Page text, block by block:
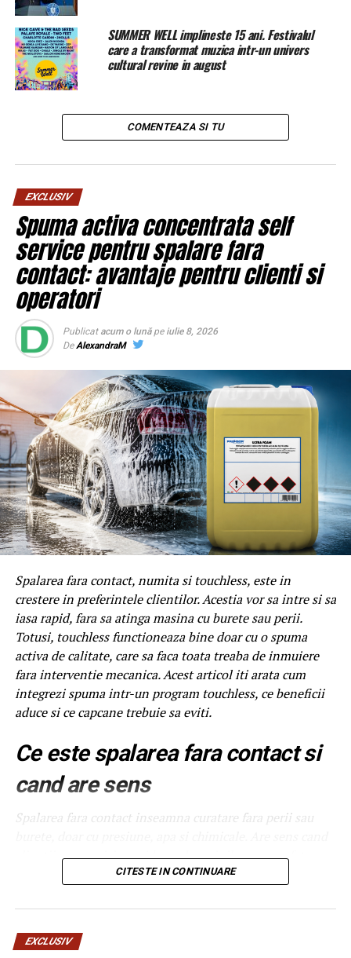
Patru dintre persoanele din autoturismul Skoda au murit,
iar una este în stare gravă. Cele cinci persoane sunt
români, au declarat surse din cadrul serviciilor de
intervenţie citate de publicaţiile La Repubblica şi Il
Mattino, precum şi de site-urile ImolaOggi.it şi
Sussidiario.net, mai notează sursa citată.
BrailaMEA.ro
ARTICOLE PE ACEIASI TEMA: PRIMA
URMATORUL
Omenirea ar putea evita o catastrofă reducând consumului
acestor două produse | BrailaMEA
NU RATATI
Ambasadorii statelor BRICS la Moscova la un briefing legat
de INF | BrailaMEA
SUMMER WELL implineste 15 ani. Festivalul
care a transformat muzica intr-un univers
cultural revine in august
COMENTEAZA SI TU
EXCLUSIV
Spuma activa concentrata self
service pentru spalare fara
contact: avantaje pentru clienti si
operatori
Publicat acum o lună pe iulie 8, 2026
De AlexandraM
Spalarea fara contact, numita si touchless, este in
crestere in preferintele clientilor. Acestia vor sa intre si sa
iasa rapid, fara sa atinga masina cu burete sau perii.
Totusi, touchless functioneaza bine doar cu o spuma
activa de calitate, care sa faca toata treaba de inmuiere
fara interventie mecanica. Acest articol iti arata cum
integrezi spuma intr-un program touchless, ce beneficii
aduce si ce capcane trebuie sa eviti.
Ce este spalarea fara contact si
cand are sens
Spalarea fara contact inseamna curatare fara perii sau
clientii vor serviciu rapid, cand masinile au suprafete
delicate sau cand traficul este foarte mare si nu ai timp
foarte murdare, cu noroi intarit, caz in care touchless nu
poate face totul. Pentru o spalatorie medie, combinatia
intre touchless si un program cu perii pentru cazurile
CITESTE IN CONTINUARE
EXCLUSIV